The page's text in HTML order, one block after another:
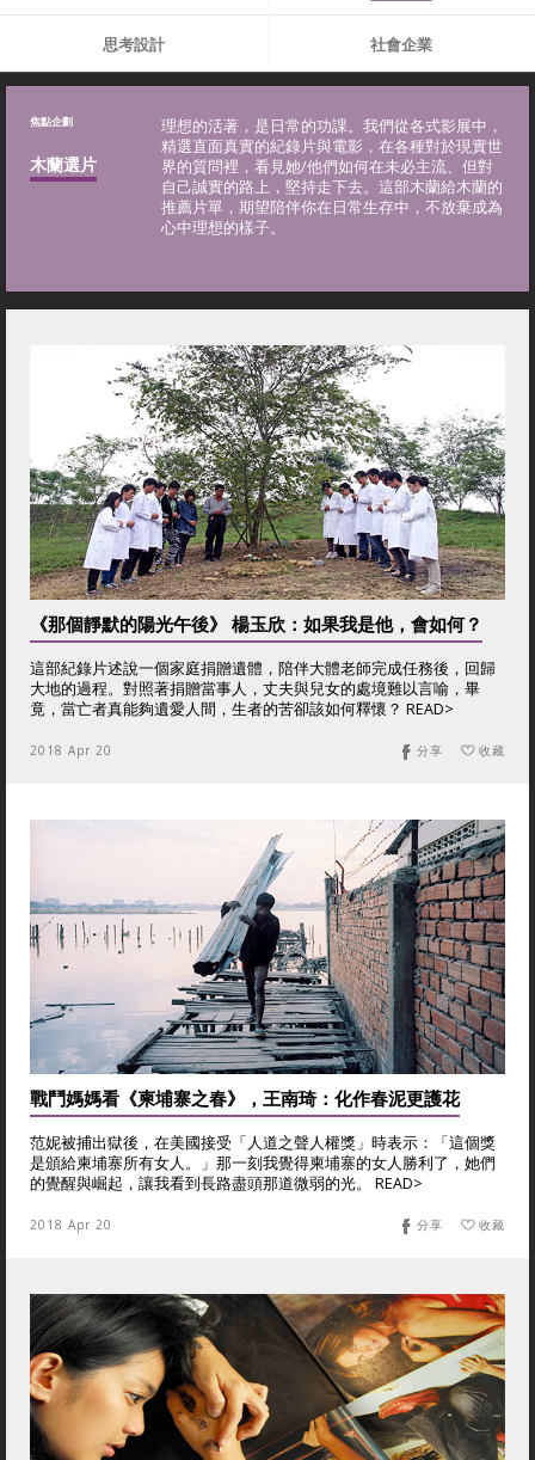
思考設計 社會企業
焦點企劃
木蘭選片
理想的活著，是日常的功課。我們從各式影展中，
精選直面真實的紀錄片與電影，在各種對於現實世
界的質問裡，看見她/他們如何在未必主流、但對
自己誠實的路上，堅持走下去。這部木蘭給木蘭的
推薦片單，期望陪伴你在日常生存中，不放棄成為
心中理想的樣子。
《那個靜默的陽光午後》 楊玉欣：如果我是他，會如何？
這部紀錄片述說一個家庭捐贈遺體，陪伴大體老師完成任務後，回歸
大地的過程。對照著捐贈當事人，丈夫與兒女的處境難以言喻，畢
竟，當亡者真能夠遺愛人間，生者的苦卻該如何釋懷？ READ>
2018 Apr 20 收藏
分享
戰鬥媽媽看《柬埔寨之春》，王南琦：化作春泥更護花
范妮被捕出獄後，在美國接受「人道之聲人權獎」時表示：「這個獎
是頒給柬埔寨所有女人。」那一刻我覺得柬埔寨的女人勝利了，她們
的覺醒與崛起，讓我看到長路盡頭那道微弱的光。 READ>
2018 Apr 20 收藏
分享